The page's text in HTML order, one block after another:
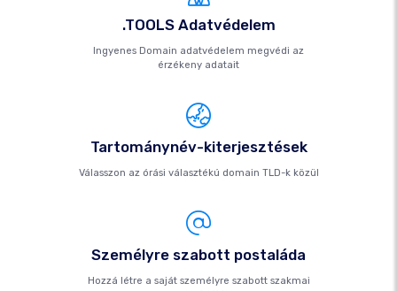
.TOOLS Adatvédelem
Ingyenes Domain adatvédelem megvédi az
érzékeny adatait
Tartománynév-kiterjesztések
Válasszon az órási választékú domain TLD-k közül
Személyre szabott postaláda
Hozzá létre a saját személyre szabott szakmai